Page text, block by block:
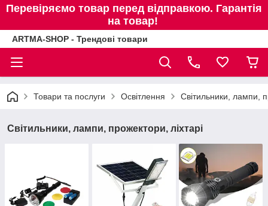
Перевіряємо товар перед відправкою. Гарантія
на товар!
ARTMA-SHOP - Трендові товари
Товари та послуги Освітлення Світильники, лампи,
Світильники, лампи, прожектори, ліхтарі